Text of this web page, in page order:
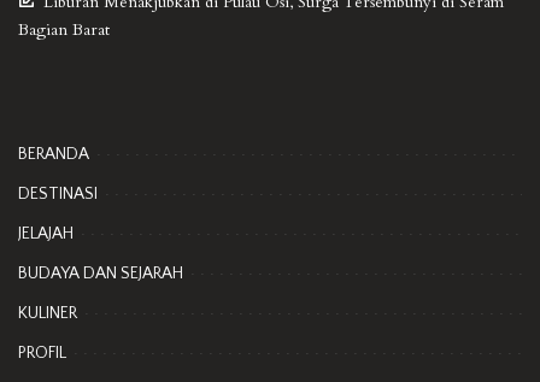
Bagian Barat
BERANDA
DESTINASI
JELAJAH
BUDAYA DAN SEJARAH
KULINER
PROFIL